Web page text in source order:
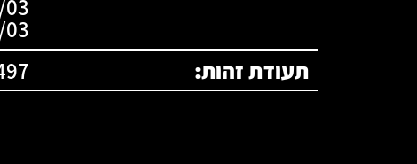
תעודת זהות: